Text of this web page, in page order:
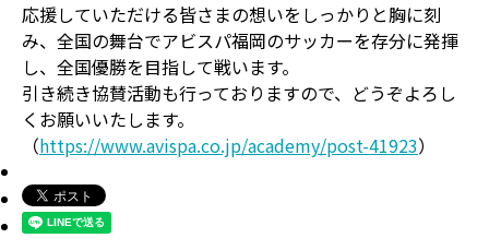
応援していただける皆さまの想いをしっかりと胸に刻
み、全国の舞台でアビスパ福岡のサッカーを存分に発揮
し、全国優勝を目指して戦います。
引き続き協賛活動も行っておりますので、どうぞよろし
くお願いいたします。
（https://www.avispa.co.jp/academy/post-41923）